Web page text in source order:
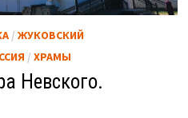
/ ЖУКОВСКИЙ
/ ХРАМЫ
Невского.